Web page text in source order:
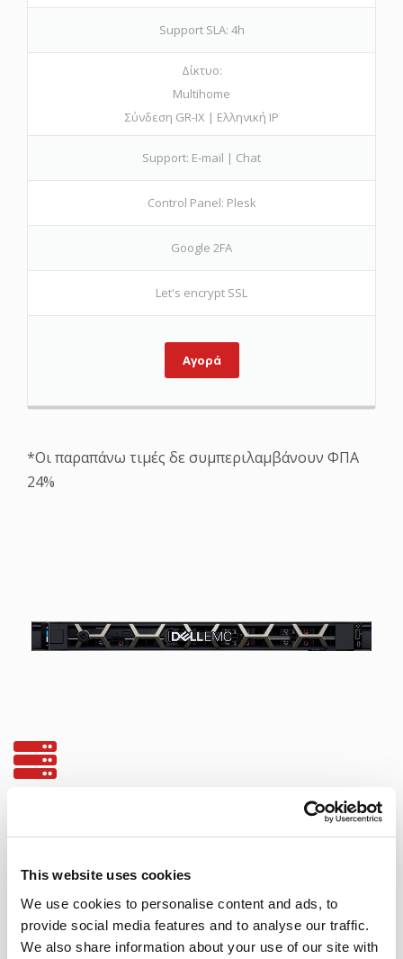
This website uses cookies
We use cookies to personalise content and ads, to
provide social media features and to analyse our traffic.
We also share information about your use of our site with
Support SLA: 4h
Δίκτυο:
Multihome
Σύνδεση GR-IX | Ελληνική IP
Support: E-mail | Chat
Control Panel: Plesk
Google 2FA
Let's encrypt SSL
Αγορά
*Οι παραπάνω τιμές δε συμπεριλαμβάνουν ΦΠΑ
24%
Ιδιόκτητο state of the art Enterprise hardware της
απόδοση για την υποδομή σας.
Περισσότερα